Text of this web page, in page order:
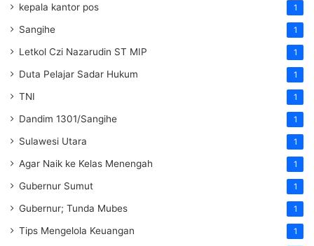
kepala kantor pos 1
Sangihe 1
Letkol Czi Nazarudin ST MIP 1
Duta Pelajar Sadar Hukum 1
TNI 1
Dandim 1301/Sangihe 1
Sulawesi Utara 1
Agar Naik ke Kelas Menengah 1
Gubernur Sumut 1
Gubernur; Tunda Mubes 1
Tips Mengelola Keuangan 1